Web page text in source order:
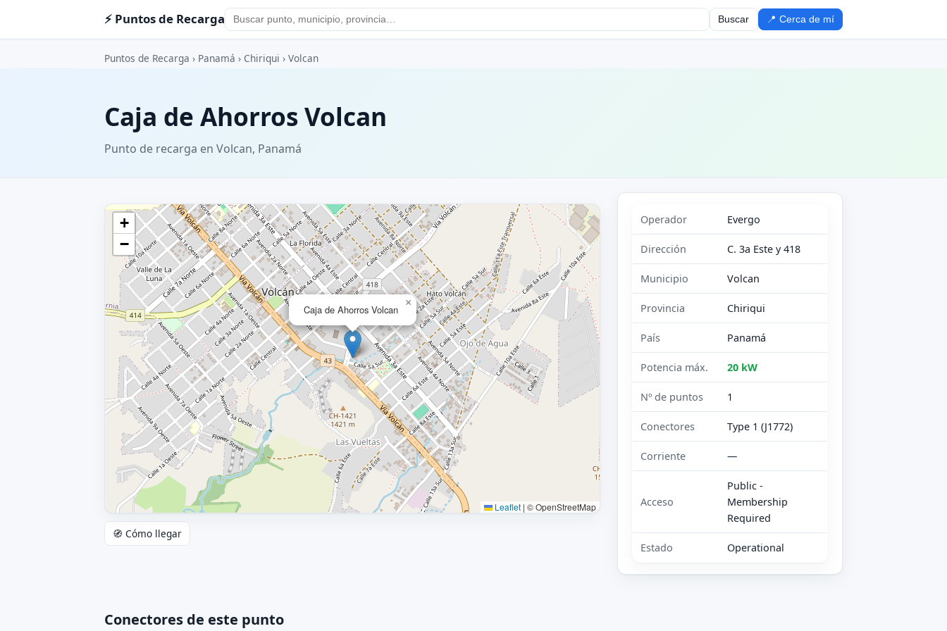
⚡ Puntos de Recarga Buscar 📍 Cerca de mí
Puntos de Recarga › Panamá › Chiriqui › Volcan
Caja de Ahorros Volcan
Punto de recarga en Volcan, Panamá
Caja de Ahorros Volcan
×
+
−
Leaflet | © OpenStreetMap
🧭 Cómo llegar
Operador Evergo
Dirección C. 3a Este y 418
Municipio Volcan
Provincia Chiriqui
País Panamá
Potencia máx. 20 kW
Nº de puntos 1
Conectores Type 1 (J1772)
Corriente —
Acceso
Public -
Membership
Required
Estado Operational
Conectores de este punto